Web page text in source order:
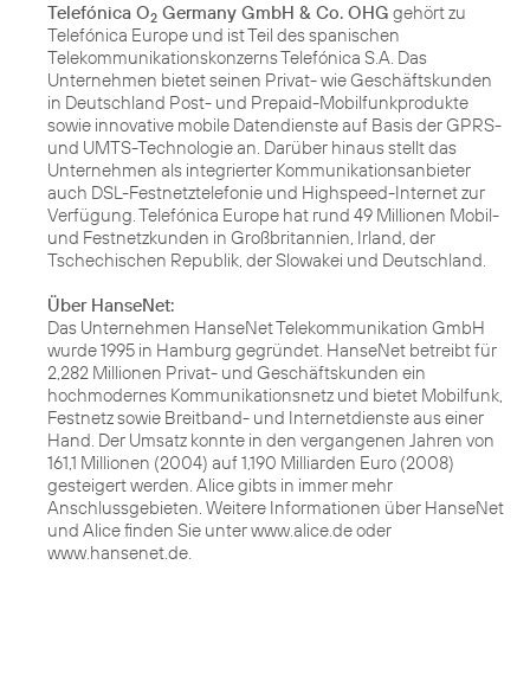
Telefónica O2 Germany GmbH & Co. OHG gehört zu
Telefónica Europe und ist Teil des spanischen
Telekommunikationskonzerns Telefónica S.A. Das
Unternehmen bietet seinen Privat- wie Geschäftskunden
in Deutschland Post- und Prepaid-Mobilfunkprodukte
sowie innovative mobile Datendienste auf Basis der GPRS-
und UMTS-Technologie an. Darüber hinaus stellt das
Unternehmen als integrierter Kommunikationsanbieter
auch DSL-Festnetztelefonie und Highspeed-Internet zur
Verfügung. Telefónica Europe hat rund 49 Millionen Mobil-
und Festnetzkunden in Großbritannien, Irland, der
Tschechischen Republik, der Slowakei und Deutschland.
Über HanseNet:
Das Unternehmen HanseNet Telekommunikation GmbH
wurde 1995 in Hamburg gegründet. HanseNet betreibt für
2,282 Millionen Privat- und Geschäftskunden ein
hochmodernes Kommunikationsnetz und bietet Mobilfunk,
Festnetz sowie Breitband- und Internetdienste aus einer
Hand. Der Umsatz konnte in den vergangenen Jahren von
161,1 Millionen (2004) auf 1,190 Milliarden Euro (2008)
gesteigert werden. Alice gibts in immer mehr
Anschlussgebieten. Weitere Informationen über HanseNet
und Alice finden Sie unter www.alice.de oder
www.hansenet.de.